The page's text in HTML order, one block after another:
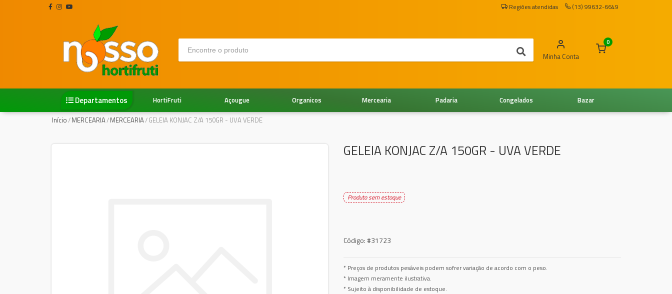
Regiões atendidas (13) 99632-6649
Minha Conta
0
Departamentos Bazar
Congelados
Padaria
Mercearia
Organicos
Açougue
HortiFruti
Início/MERCEARIA/MERCEARIA/GELEIA KONJAC Z/A 150GR - UVA VERDE
GELEIA KONJAC Z/A 150GR - UVA VERDE
Produto sem estoque
Código:#31723
* Preços de produtos pesáveis podem sofrer variação de acordo com o peso.
* Imagem meramente ilustrativa.
* Sujeito à disponibilidade de estoque.